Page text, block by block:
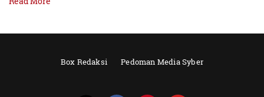
Box Redaksi Pedoman Media Syber